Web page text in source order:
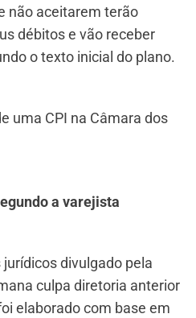
não aceitarem terão
débitos e vão receber
o texto inicial do plano.
uma CPI na Câmara dos
a varejista
divulgado pela
culpa diretoria anterior
elaborado com base em